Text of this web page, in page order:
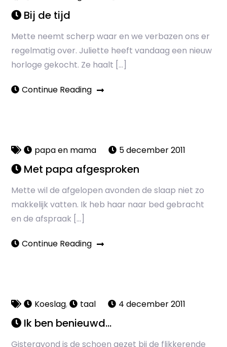
Bij de tijd
Mette neemt scherp waar en we verbazen ons er
regelmatig over. Juliette heeft vandaag een nieuw
horloge gekocht. Ze haalt […]
Continue Reading
papa en mama 5 december 2011
Met papa afgesproken
Mette wil de afgelopen avonden de slaap niet zo
makkelijk vatten. Ik heb haar naar bed gebracht
en de afspraak […]
Continue Reading
Koeslag, taal 4 december 2011
Ik ben benieuwd…
Gisteravond is de schoen gezet bij de flikkerende